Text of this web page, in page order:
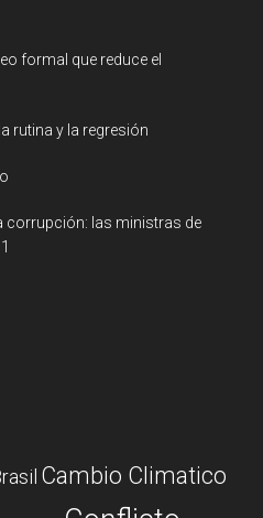
formal que reduce el
rutina y la regresión
corrupción: las ministras de
Cambio Climatico